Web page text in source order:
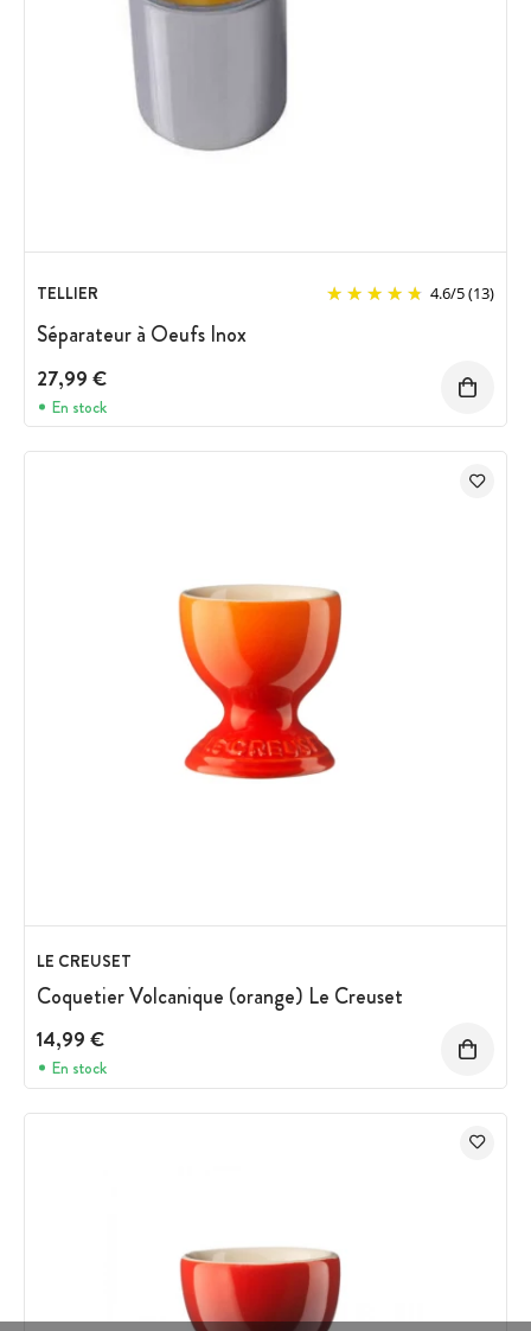
TELLIER 4.6/5(13)
Séparateur à Oeufs Inox
27,99 €
En stock
LE CREUSET
Coquetier Volcanique (orange) Le Creuset
14,99 €
En stock